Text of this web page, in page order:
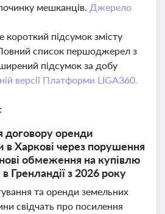
мешканців. Джерело
підсумок змісту
список першоджерел з
підсумок за добу
версії Платформи LIGA360.
договору оренди
в Харкові через порушення
обмеження на купівлю
Гренландії з 2026 року
та оренди земельних
свідчать про посилення